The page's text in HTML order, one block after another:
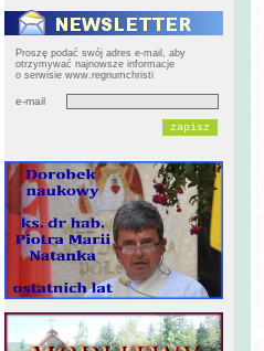
Proszę podać swój adres e-mail, aby
otrzymywać najnowsze informacje
o serwisie www.regnumchristi
e-mail